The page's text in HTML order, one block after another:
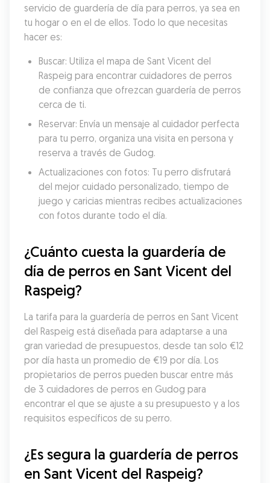
servicio de guardería de día para perros, ya sea en
tu hogar o en el de ellos. Todo lo que necesitas
hacer es:
Buscar: Utiliza el mapa de Sant Vicent del
Raspeig para encontrar cuidadores de perros
de confianza que ofrezcan guardería de perros
cerca de ti.
Reservar: Envía un mensaje al cuidador perfecta
para tu perro, organiza una visita en persona y
reserva a través de Gudog.
Actualizaciones con fotos: Tu perro disfrutará
del mejor cuidado personalizado, tiempo de
juego y caricias mientras recibes actualizaciones
con fotos durante todo el día.
¿Cuánto cuesta la guardería de
día de perros en Sant Vicent del
Raspeig?
La tarifa para la guardería de perros en Sant Vicent
del Raspeig está diseñada para adaptarse a una
gran variedad de presupuestos, desde tan solo €12
por día hasta un promedio de €19 por día. Los
propietarios de perros pueden buscar entre más
de 3 cuidadores de perros en Gudog para
encontrar el que se ajuste a su presupuesto y a los
requisitos específicos de su perro.
¿Es segura la guardería de perros
en Sant Vicent del Raspeig?